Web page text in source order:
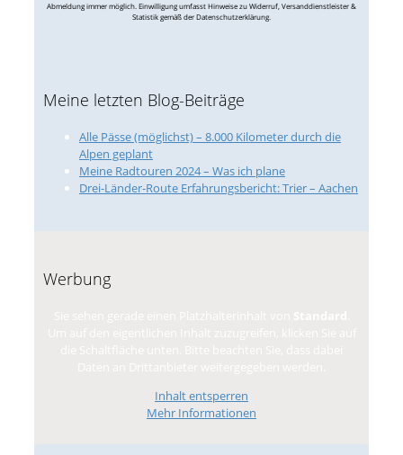
Abmeldung immer möglich. Einwilligung umfasst Hinweise zu Widerruf, Versanddienstleister &
Statistik gemäß der Datenschutzerklärung.
Meine letzten Blog-Beiträge
Alle Pässe (möglichst) – 8.000 Kilometer durch die
Alpen geplant
Meine Radtouren 2024 – Was ich plane
Drei-Länder-Route Erfahrungsbericht: Trier – Aachen
Werbung
Inhalt entsperren
Mehr Informationen